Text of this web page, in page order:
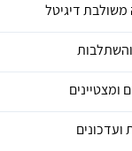
משולבת דיגיטל
ומצטיינים
ועדכונים